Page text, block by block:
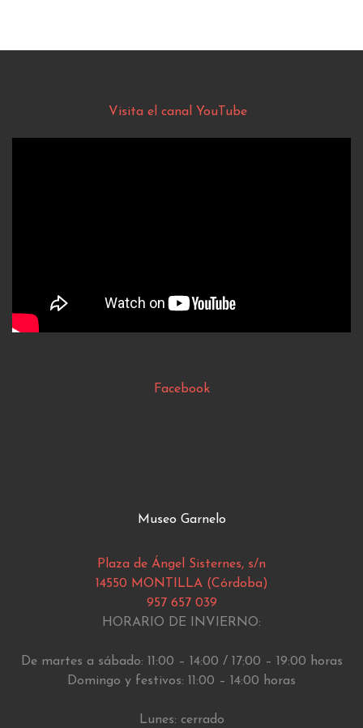
Visita el canal YouTube
Facebook
Museo Garnelo
Plaza de Ángel Sisternes, s/n
14550 MONTILLA (Córdoba)
957 657 039
HORARIO DE INVIERNO:
De martes a sábado: 11:00 – 14:00 / 17:00 – 19:00 horas
Domingo y festivos: 11:00 – 14:00 horas
Lunes: cerrado